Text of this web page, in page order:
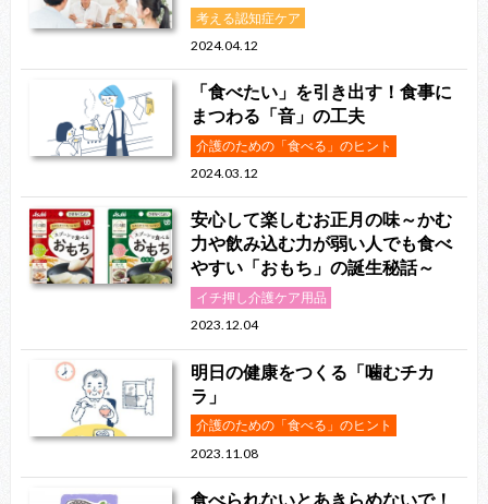
考える認知症ケア
2024.04.12
「食べたい」を引き出す！食事に
まつわる「音」の工夫
介護のための「食べる」のヒント
2024.03.12
安心して楽しむお正月の味～かむ
力や飲み込む力が弱い人でも食べ
やすい「おもち」の誕生秘話～
イチ押し介護ケア用品
2023.12.04
明日の健康をつくる「噛むチカ
ラ」
介護のための「食べる」のヒント
2023.11.08
食べられないとあきらめないで！